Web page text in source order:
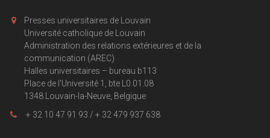
Presses universitaires de Louvain
Université catholique de Louvain
Administration des relations extérieures et de la
communication (AREC)
Halles universitaires – bureau b113
Place de l'Université 1, bte L0.01.08
1348 Louvain-la-Neuve, Belgique
+ 32 10 47 91 93 / + 32 479 937 638